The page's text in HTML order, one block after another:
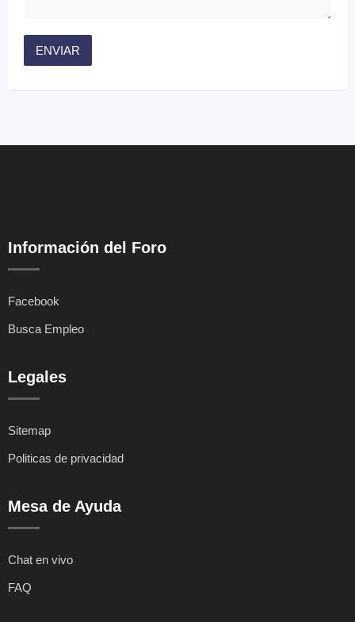
Información del Foro
Facebook
Busca Empleo
Legales
Sitemap
Politicas de privacidad
Mesa de Ayuda
Chat en vivo
FAQ